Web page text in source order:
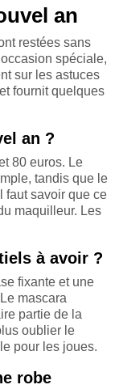
an
restées sans
spéciale,
sur les astuces
fournit quelques
an ?
80 euros. Le
tandis que le
faut savoir que ce
maquilleur. Les
à avoir ?
fixante et une
mascara
partie de la
oublier le
pour les joues.
robe